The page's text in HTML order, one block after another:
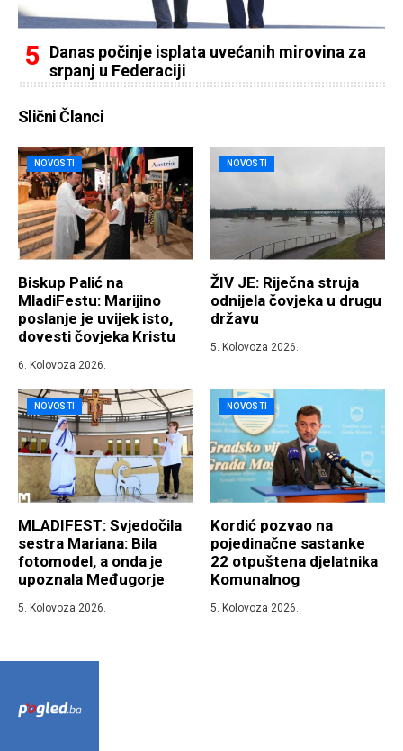
Danas počinje isplata uvećanih mirovina za
srpanj u Federaciji
Slični Članci
NOVOSTI
Biskup Palić na
MladiFestu: Marijino
poslanje je uvijek isto,
dovesti čovjeka Kristu
6. Kolovoza 2026.
NOVOSTI
ŽIV JE: Riječna struja
odnijela čovjeka u drugu
državu
5. Kolovoza 2026.
NOVOSTI
MLADIFEST: Svjedočila
sestra Mariana: Bila
fotomodel, a onda je
upoznala Međugorje
5. Kolovoza 2026.
NOVOSTI
Kordić pozvao na
pojedinačne sastanke
22 otpuštena djelatnika
Komunalnog
5. Kolovoza 2026.